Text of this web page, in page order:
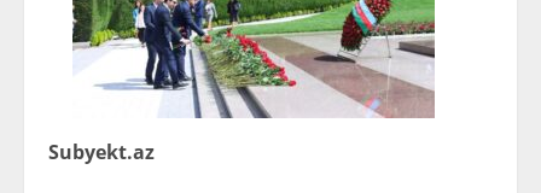
Subyekt.az